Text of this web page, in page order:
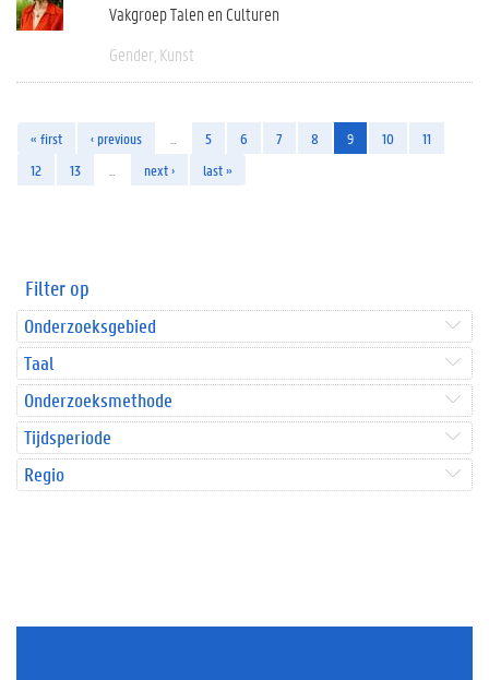
Vakgroep Talen en Culturen
Gender Kunst
« first ‹ previous 5 6 7 8 9 10
11
12
13 next › last »
Filter op
Onderzoeksgebied
Taal
Onderzoeksmethode
Tijdsperiode
Regio